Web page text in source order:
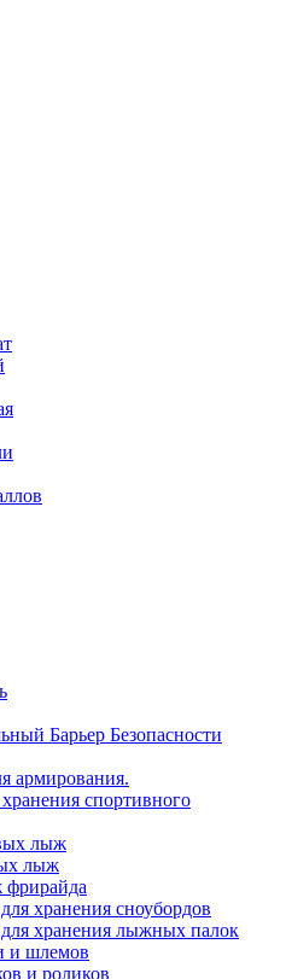
Барьер Безопасности
армирования.
спортивного
лыж
лыж
хранения сноубордов
хранения лыжных палок
и шлемов
и роликов